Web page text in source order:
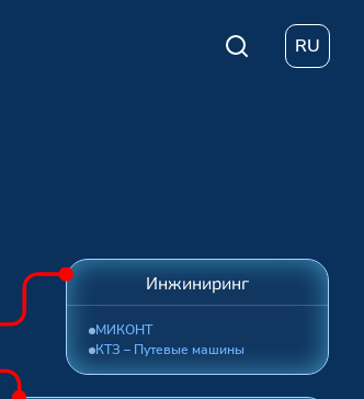
RU
Инжиниринг
МИКОНТ
КТЗ – Путевые машины